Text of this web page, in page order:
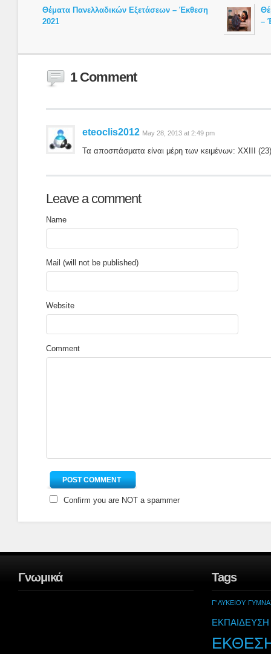
Θέματα Πανελλαδικών Εξετάσεων – Έκθεση
2021
–
1 Comment
eteoclis2012 May 28, 2013 at 2:49 pm
Τα αποσπάσματα είναι μέρη των κειμένων: XXIII
Leave a comment
Name
Mail (will not be published)
Website
Comment
Confirm you are NOT a spammer
Γνωμικά Tags
Γ' ΛΥΚΕΙΟΥ
ΕΚΠΑΙΔΕΥΣΗ